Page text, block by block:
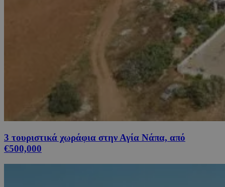
3 τουριστικά χωράφια στην Αγία Νάπα, από
€500,000